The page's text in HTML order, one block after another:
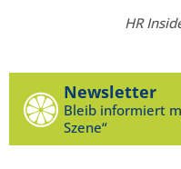
HR
Newsletter
Bleib informiert
Szene“